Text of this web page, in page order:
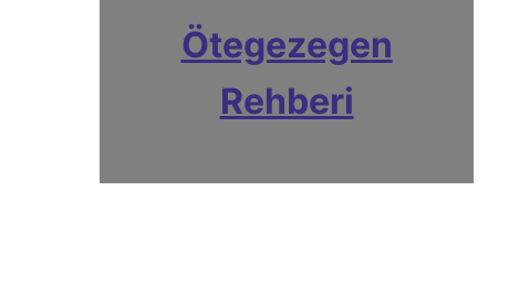
Ötegezegen
Rehberi